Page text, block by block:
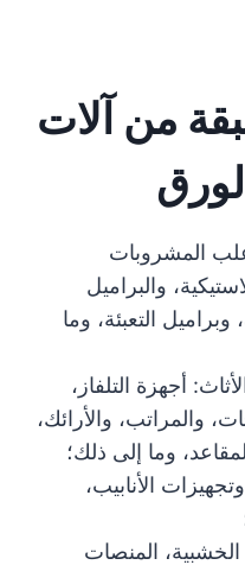
من آلات
المشروبات
والبراميل
وبراميل التعبئة، وما
أجهزة التلفاز،
والمراتب، والأرائك،
وما إلى ذلك؛
وتجهيزات الأنابيب،
المنصات